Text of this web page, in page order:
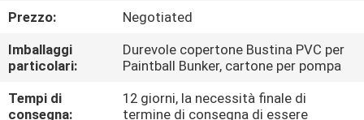
DI
QUALITÀ
COMPANY
Prezzo:
Negotiated
Imballaggi
particolari:
Durevole copertone Bustina PVC per
Paintball Bunker, cartone per pompa
Tempi di
consegna:
12 giorni, la necessità finale di
termine di consegna di essere